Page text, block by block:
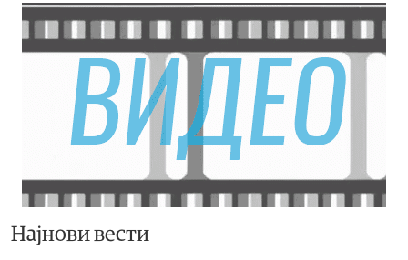
Најнови вести